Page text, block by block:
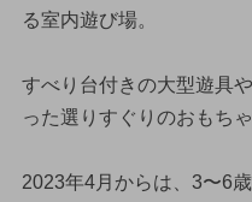
る室内遊び場。
すべり台付きの大型遊具
った選りすぐりのおもち
2023年4月からは、3〜6